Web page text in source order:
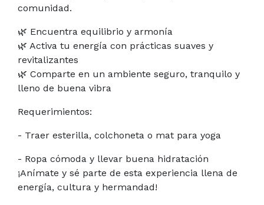
comunidad.
🌿 Encuentra equilibrio y armonía
🌿 Activa tu energía con prácticas suaves y
revitalizantes
🌿 Comparte en un ambiente seguro, tranquilo y
lleno de buena vibra
Requerimientos:
- Traer esterilla, colchoneta o mat para yoga
- Ropa cómoda y llevar buena hidratación
¡Anímate y sé parte de esta experiencia llena de
energía, cultura y hermandad!